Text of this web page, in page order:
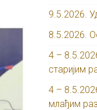
9.5.2026.
8.5.2026.
4 –
старијим
4 –
млађим